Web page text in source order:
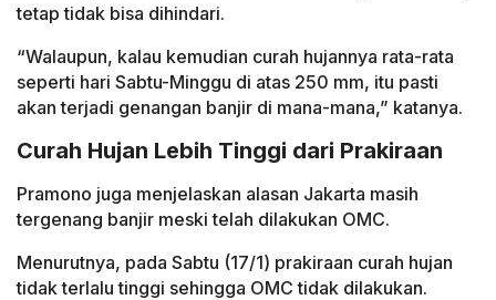
tetap tidak bisa dihindari.
“Walaupun, kalau kemudian curah hujannya rata-rata
seperti hari Sabtu-Minggu di atas 250 mm, itu pasti
akan terjadi genangan banjir di mana-mana,” katanya.
Curah Hujan Lebih Tinggi dari Prakiraan
Pramono juga menjelaskan alasan Jakarta masih
tergenang banjir meski telah dilakukan OMC.
Menurutnya, pada Sabtu (17/1) prakiraan curah hujan
tidak terlalu tinggi sehingga OMC tidak dilakukan.